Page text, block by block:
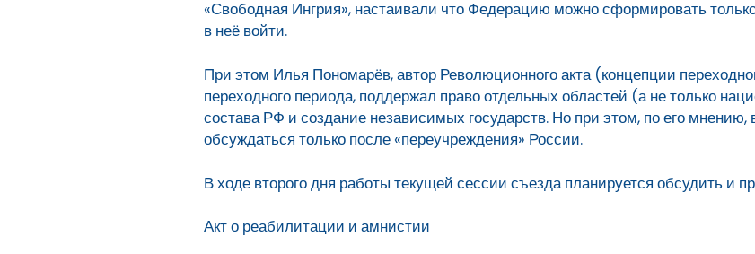
«Свободная Ингрия», настаивали что Федерацию можно сформировать только
в неё войти.
При этом Илья Пономарёв, автор Революционного акта (концепции
переходного периода, поддержал право отдельных областей (а не только
состава РФ и создание независимых государств. Но при этом, по его мнению,
обсуждаться только после «переучреждения» России.
В ходе второго дня работы текущей сессии съезда планируется обсудить и
Акт о реабилитации и амнистии